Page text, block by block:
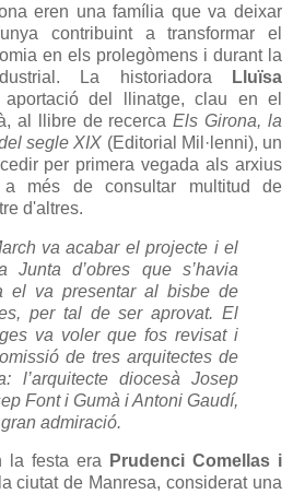
eren una família que va deixar
contribuint a transformar el
en els prolegòmens i durant la
La historiadora
Lluïsa
del llinatge, clau en el
al llibre de recercaEls Girona, la
segle XIX (Editorial Mil·lenni), un
per primera vegada als arxius
més de consultar multitud de
d'altres.
va acabar el projecte i el
Junta d’obres que s’havia
el va presentar al bisbe de
per tal de ser aprovat. El
va voler que fos revisat i
de tres arquitectes de
l’arquitecte diocesà Josep
Font i Gumà i Antoni Gaudí,
admiració.
la festa era Prudenci Comellas i
ciutat de Manresa, considerat una